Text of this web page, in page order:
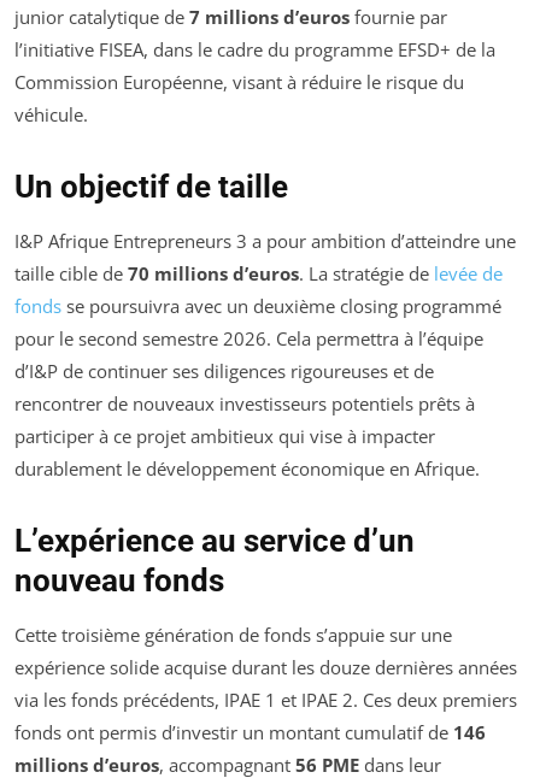
junior catalytique de 7 millions d’euros fournie par
l’initiative FISEA, dans le cadre du programme EFSD+ de la
Commission Européenne, visant à réduire le risque du
véhicule.
Un objectif de taille
I&P Afrique Entrepreneurs 3 a pour ambition d’atteindre une
taille cible de 70 millions d’euros. La stratégie de levée de
fonds se poursuivra avec un deuxième closing programmé
pour le second semestre 2026. Cela permettra à l’équipe
d’I&P de continuer ses diligences rigoureuses et de
rencontrer de nouveaux investisseurs potentiels prêts à
participer à ce projet ambitieux qui vise à impacter
durablement le développement économique en Afrique.
L’expérience au service d’un
nouveau fonds
Cette troisième génération de fonds s’appuie sur une
expérience solide acquise durant les douze dernières années
via les fonds précédents, IPAE 1 et IPAE 2. Ces deux premiers
fonds ont permis d’investir un montant cumulatif de 146
millions d’euros, accompagnant 56 PME dans leur